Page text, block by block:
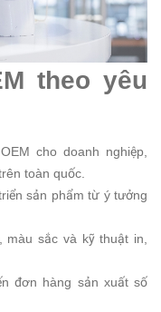
theo yêu
cho doanh nghiệp,
toàn quốc.
sản phẩm từ ý tưởng
sắc và kỹ thuật in,
đơn hàng sản xuất số